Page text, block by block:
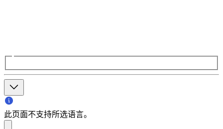
此页面不支持所选语言。